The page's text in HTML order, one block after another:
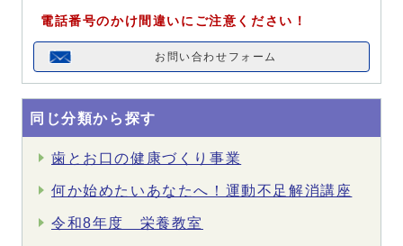
電話番号のかけ間違いにご注意ください！
お問い合わせフォーム
同じ分類から探す
歯とお口の健康づくり事業
何か始めたいあなたへ！運動不足解消講座
令和8年度 栄養教室